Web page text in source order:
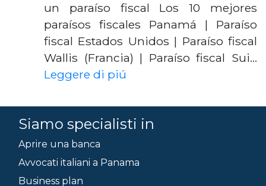
un paraíso fiscal Los 10 mejores
paraísos fiscales Panamá | Paraíso
fiscal Estados Unidos | Paraíso fiscal
Wallis (Francia) | Paraíso fiscal Sui…
Leggere di piú
Siamo specialisti in
Aprire una banca
Avvocati italiani a Panama
Business plan